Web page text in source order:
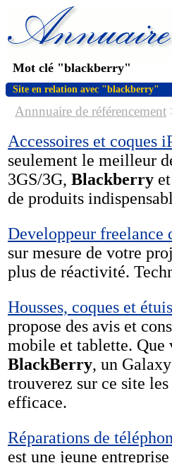
Mot clé "blackberry"
Site en relation avec "blackberry"
Annnuaire de référencement
Accessoires et coques
seulement le meilleur
3GS/3G, Blackberry
de produits
Developpeur freelance
sur mesure de votre
plus de réactivité.
Housses, coques et
propose des avis et
mobile et tablette. Que
BlackBerry, un
trouverez sur ce site
efficace.
Réparations de
est une jeune